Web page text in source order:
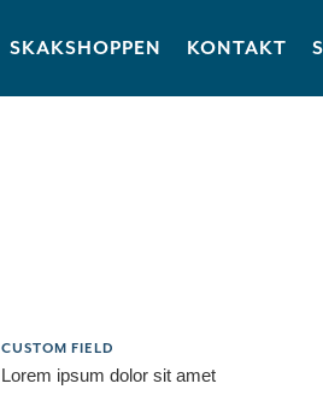
SKAKSHOPPEN KONTAKT
CUSTOM FIELD
Lorem ipsum dolor sit amet